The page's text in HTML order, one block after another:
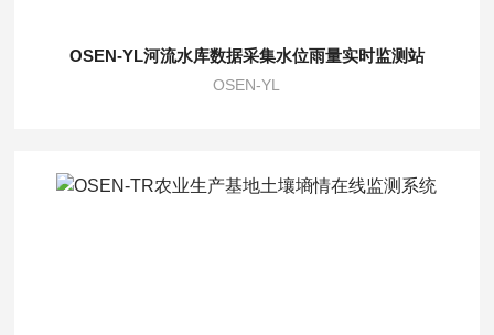
OSEN-YL河流水库数据采集水位雨量实时监测站
OSEN-YL